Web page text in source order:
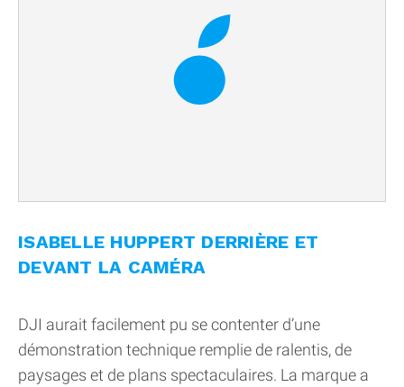
ISABELLE HUPPERT DERRIÈRE ET
DEVANT LA CAMÉRA
DJI aurait facilement pu se contenter d’une
démonstration technique remplie de ralentis, de
paysages et de plans spectaculaires. La marque a